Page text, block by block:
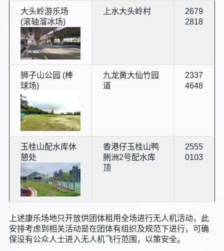
大头岭游乐场
(滚轴溜冰场)
上水大头岭村
2679
2818
狮子山公园 (棒
球场)
九龙黄大仙竹园
道
2337
4648
玉桂山配水库休
憩处
香港仔玉桂山鸭
脷洲2号配水库
顶
2555
0103
上述康乐场地只开放供团体租用全场进行无人机活动，此
安排考虑到相关活动是在团体有组织及规范下进行，可确
保没有公众人士进入无人机飞行范围，以策安全。